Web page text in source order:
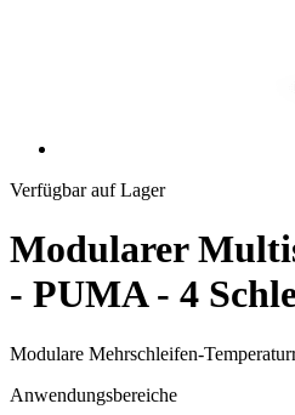
Verfügbar auf Lager
Modularer
- PUMA - 4
Modulare Mehrschleifen-
Anwendungsbereiche